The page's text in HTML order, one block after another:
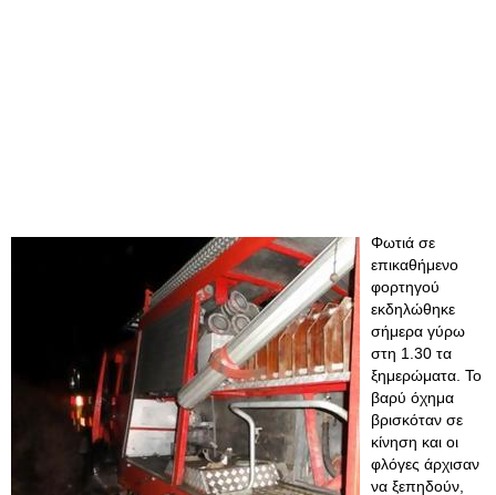
Φωτιά σε
επικαθήμενο
φορτηγού
εκδηλώθηκε
σήμερα γύρω
στη 1.30 τα
ξημερώματα. Το
βαρύ όχημα
βρισκόταν σε
κίνηση και οι
φλόγες άρχισαν
να ξεπηδούν,